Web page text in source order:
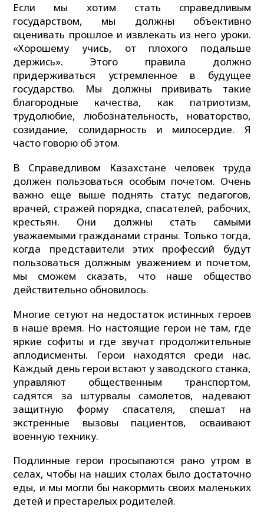
Если мы хотим стать справедливым
государством, мы должны объективно
оценивать прошлое и извлекать из него уроки.
«Хорошему учись, от плохого подальше
держись». Этого правила должно
придерживаться устремленное в будущее
государство. Мы должны прививать такие
благородные качества, как патриотизм,
трудолюбие, любознательность, новаторство,
созидание, солидарность и милосердие. Я
часто говорю об этом.
В Справедливом Казахстане человек труда
должен пользоваться особым почетом. Очень
важно еще выше поднять статус педагогов,
врачей, стражей порядка, спасателей, рабочих,
крестьян. Они должны стать самыми
уважаемыми гражданами страны. Только тогда,
когда представители этих профессий будут
пользоваться должным уважением и почетом,
мы сможем сказать, что наше общество
действительно обновилось.
Многие сетуют на недостаток истинных героев
в наше время. Но настоящие герои не там, где
яркие софиты и где звучат продолжительные
аплодисменты. Герои находятся среди нас.
Каждый день герои встают у заводского станка,
управляют общественным транспортом,
садятся за штурвалы самолетов, надевают
защитную форму спасателя, спешат на
экстренные вызовы пациентов, осваивают
военную технику.
Подлинные герои просыпаются рано утром в
селах, чтобы на наших столах было достаточно
еды, и мы могли бы накормить своих маленьких
детей и престарелых родителей.